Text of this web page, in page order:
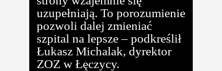
uzupełniają. To porozumienie
pozwoli dalej zmieniać
szpital na lepsze – podkreślił
Łukasz Michalak, dyrektor
ZOZ w Łęczycy.